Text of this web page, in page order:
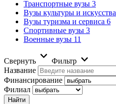
Транспортные вузы 3
Вузы культуры и искусства
Вузы туризма и сервиса 6
Спортивные вузы 3
Военные вузы 11
Свернуть
Фильтр
Название
Финансирование
Филиал